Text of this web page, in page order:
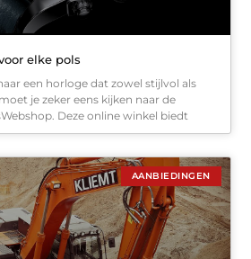
elke pols
een horloge dat zowel stijlvol als
je zeker eens kijken naar de
Deze online winkel biedt
AANBIEDINGEN